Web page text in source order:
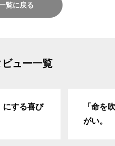
覧に戻る
ュー一覧
にする喜び
「命を
がい。